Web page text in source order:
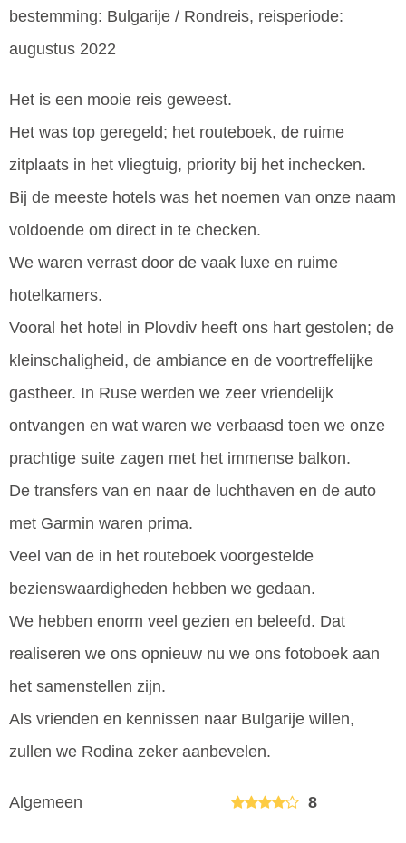
bestemming: Bulgarije / Rondreis, reisperiode:
augustus 2022
Het is een mooie reis geweest.
Het was top geregeld; het routeboek, de ruime
zitplaats in het vliegtuig, priority bij het inchecken.
Bij de meeste hotels was het noemen van onze naam
voldoende om direct in te checken.
We waren verrast door de vaak luxe en ruime
hotelkamers.
Vooral het hotel in Plovdiv heeft ons hart gestolen; de
kleinschaligheid, de ambiance en de voortreffelijke
gastheer. In Ruse werden we zeer vriendelijk
ontvangen en wat waren we verbaasd toen we onze
prachtige suite zagen met het immense balkon.
De transfers van en naar de luchthaven en de auto
met Garmin waren prima.
Veel van de in het routeboek voorgestelde
bezienswaardigheden hebben we gedaan.
We hebben enorm veel gezien en beleefd. Dat
realiseren we ons opnieuw nu we ons fotoboek aan
het samenstellen zijn.
Als vrienden en kennissen naar Bulgarije willen,
zullen we Rodina zeker aanbevelen.
Algemeen 8